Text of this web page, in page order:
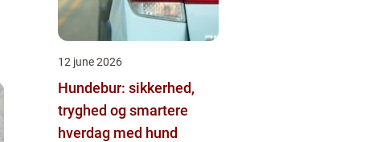
12 june 2026
Hundebur: sikkerhed,
tryghed og smartere
hverdag med hund